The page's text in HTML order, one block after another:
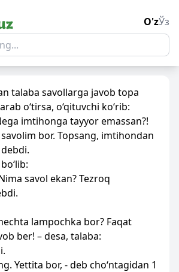
O'zЎз
talaba savollarga javob topa
o‘tirsa, o‘qituvchi ko‘rib:
imtihonga tayyor emassan?!
bor. Topsang, imtihondan
savol ekan? Tezroq
lampochka bor? Faqat
ber! – desa, talaba:
Yettita bor, - deb cho‘ntagidan 1